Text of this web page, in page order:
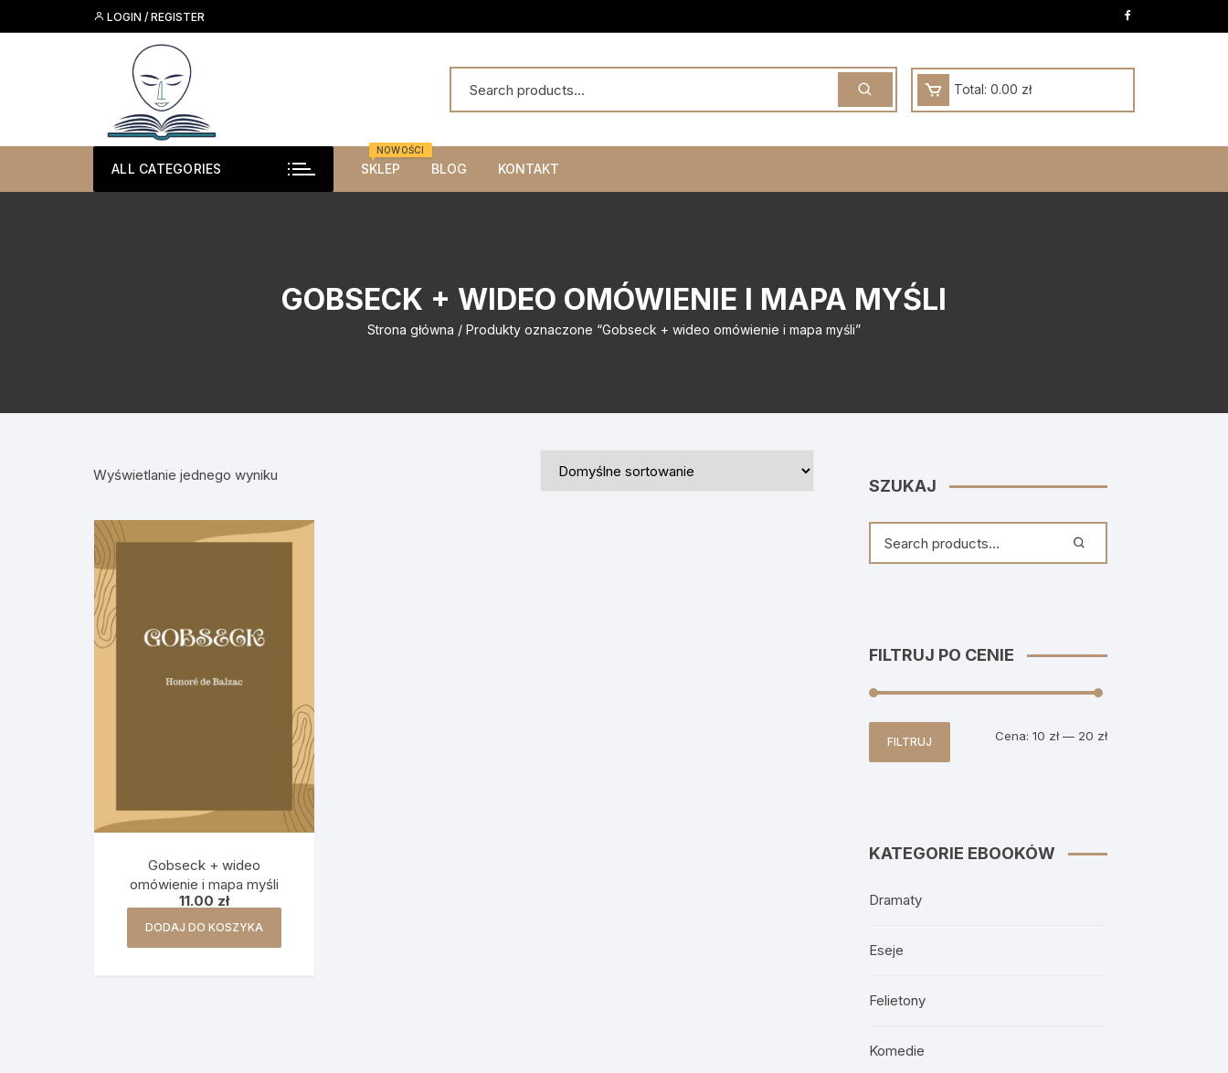
to
LOGIN / REGISTER
Total: 0.00 zł
ALL CATEGORIES SKLEP
NOWOŚCI
BLOG KONTAKT
GOBSECK + WIDEO OMÓWIENIE I MAPA MYŚLI
Strona główna / Produkty oznaczone “Gobseck + wideo omówienie i mapa myśli”
Wyświetlanie jednego wyniku
Gobseck + wideo
omówienie i mapa myśli
11.00 zł
DODAJ DO KOSZYKA
SZUKAJ
FILTRUJ PO CENIE
Cena
Cena
FILTRUJ Cena: 10 zł— 20 zł
KATEGORIE EBOOKÓW
Dramaty
Eseje
Felietony
Komedie